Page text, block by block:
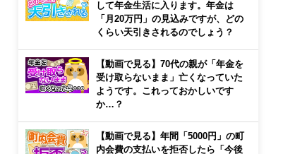
して年金生活に入ります。年金は
「月20万円」の見込みですが、どの
くらい天引きされるのでしょう？
【動画で見る】70代の親が「年金を
受け取らないまま」亡くなっていた
ようです。これっておかしいです
か…？
【動画で見る】年間「5000円」の町
内会費の支払いを拒否したら「今後